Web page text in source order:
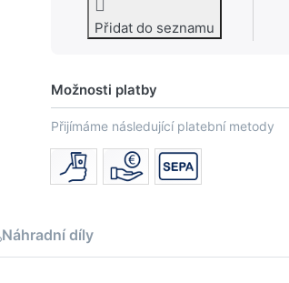
Přidat do seznamu
Možnosti platby
Přijímáme následující platební metody
Náhradní díly